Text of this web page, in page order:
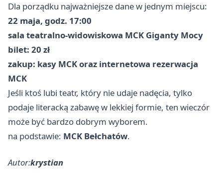
Dla porządku najważniejsze dane w jednym miejscu:
22 maja, godz. 17:00
sala teatralno-widowiskowa MCK Giganty Mocy
bilet: 20 zł
zakup: kasy MCK oraz internetowa rezerwacja
MCK
Jeśli ktoś lubi teatr, który nie udaje nadęcia, tylko
podaje literacką zabawę w lekkiej formie, ten wieczór
może być bardzo dobrym wyborem.
na podstawie: MCK Bełchatów.
Autor:krystian